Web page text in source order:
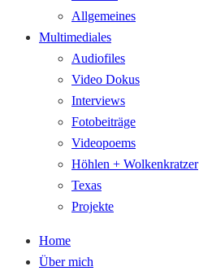
Allgemeines
Multimediales
Audiofiles
Video Dokus
Interviews
Fotobeiträge
Videopoems
Höhlen + Wolkenkratzer
Texas
Projekte
Home
Über mich